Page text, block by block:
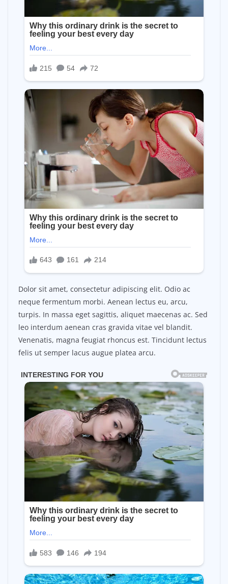
Dolor sit amet, consectetur adipiscing elit. Odio ac
neque fermentum morbi. Aenean lectus eu, arcu,
turpis. In massa eget sagittis, aliquet maecenas ac. Sed
leo interdum aenean cras gravida vitae vel blandit.
Venenatis, magna feugiat rhoncus est. Tincidunt lectus
felis ut semper lacus augue platea arcu.